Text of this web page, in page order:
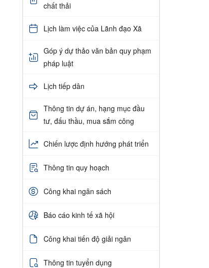
chất thải
Lịch làm việc của Lãnh đạo Xã
Góp ý dự thảo văn bản quy phạm
pháp luật
Lịch tiếp dân
Thông tin dự án, hạng mục đầu
tư, đấu thầu, mua sắm công
Chiến lược định hướng phát triển
Thông tin quy hoạch
Công khai ngân sách
Báo cáo kinh tế xã hội
Công khai tiến độ giải ngân
Thông tin tuyển dụng